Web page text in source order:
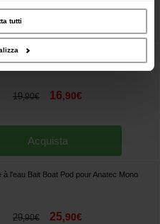
e social media, i quali potrebbero
fornito loro o che hanno raccolto dal
tutti
19,90€ 16,90€
Acquista
l'eau Bait Boat Pod pour Anatec Mono
29,90€ 25,90€